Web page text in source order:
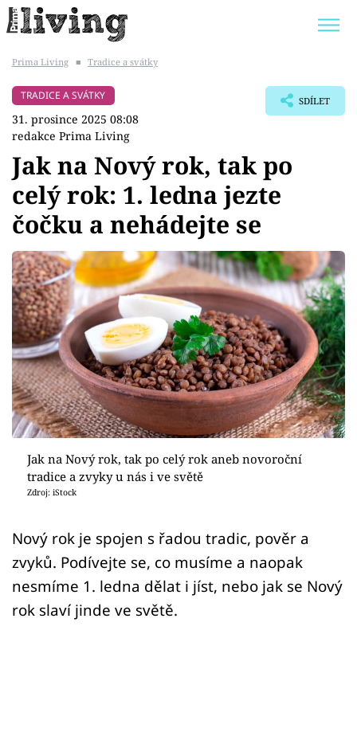
BYDLENÍ SLAVNÝCH
Témata
Bydlení
Zahrada
Design
Sledujte prima+
Přihlášení
Sledujte nás
Prima Living ■ Tradice a svátky
TRADICE A SVÁTKY
31. prosince 2025 08:08
redakce Prima Living
SDÍLET
Jak na Nový rok, tak po
celý rok: 1. ledna jezte
čočku a nehádejte se
Jak na Nový rok, tak po celý rok aneb novoroční
tradice a zvyky u nás i ve světě
Zdroj: iStock
Nový rok je spojen s řadou tradic, pověr a
zvyků. Podívejte se, co musíme a naopak
nesmíme 1. ledna dělat i jíst, nebo jak se Nový
rok slaví jinde ve světě.